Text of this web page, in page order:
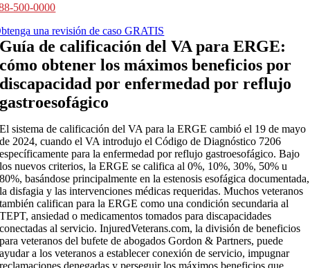
500-0000
una revisión de caso GRATIS
Guía de calificación del VA para ERGE:
cómo obtener los máximos beneficios por
discapacidad por enfermedad por reflujo
gastroesofágico
El sistema de calificación del VA para la ERGE cambió el 19 de mayo
de 2024, cuando el VA introdujo el Código de Diagnóstico 7206
específicamente para la enfermedad por reflujo gastroesofágico. Bajo
los nuevos criterios, la ERGE se califica al 0%, 10%, 30%, 50% u
80%, basándose principalmente en la estenosis esofágica documentada,
la disfagia y las intervenciones médicas requeridas. Muchos veteranos
también califican para la ERGE como una condición secundaria al
TEPT, ansiedad o medicamentos tomados para discapacidades
conectadas al servicio. InjuredVeterans.com, la división de beneficios
para veteranos del bufete de abogados Gordon & Partners, puede
ayudar a los veteranos a establecer conexión de servicio, impugnar
reclamaciones denegadas y perseguir los máximos beneficios que